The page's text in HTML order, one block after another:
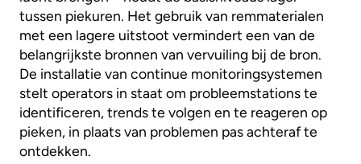
tussen piekuren. Het gebruik van remmaterialen
met een lagere uitstoot vermindert een van de
belangrijkste bronnen van vervuiling bij de bron.
De installatie van continue monitoringsystemen
stelt operators in staat om probleemstations te
identificeren, trends te volgen en te reageren op
pieken, in plaats van problemen pas achteraf te
ontdekken.